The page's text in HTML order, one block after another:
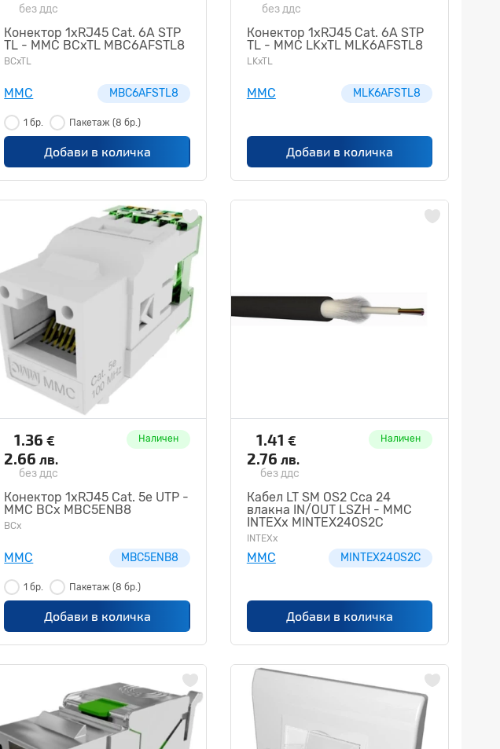
без ддс
Конектор 1xRJ45 Cat. 6A STP
TL - MMC BCxTL MBC6AFSTL8
BCxTL
MMC MBC6AFSTL8
1 бр. Пакетаж(8 бр.)
Добави в количка
без ддс
Конектор 1xRJ45 Cat. 6A STP
TL - MMC LKxTL MLK6AFSTL8
LKxTL
MMC MLK6AFSTL8
Добави в количка
1.36€
2.66 лв.
без ддс
Наличен
Конектор 1xRJ45 Cat. 5e UTP -
MMC BCx MBC5ENB8
BCx
MMC MBC5ENB8
1 бр. Пакетаж(8 бр.)
Добави в количка
1.41 €
2.76 лв.
без ддс
Наличен
Кабел LT SM OS2 Cca 24
влакна IN/OUT LSZH - MMC
INTEXx MINTEX24OS2C
INTEXx
MMC MINTEX24OS2C
Добави в количка